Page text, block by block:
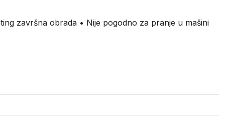
završna obrada • Nije pogodno za pranje u mašini